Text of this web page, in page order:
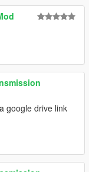
google drive link